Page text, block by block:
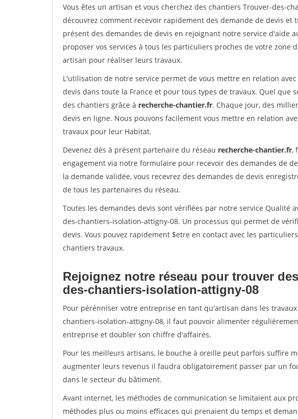
Vous êtes un artisan et vous cherchez des chantiers Trouver-des-
découvrez comment recevoir rapidement des demande de devis et
présent des demandes de devis en rejoignant notre service d'aide
proposer vos services à tous les particuliers proches de votre zone
artisan pour réaliser leurs travaux.
L'utilisation de notre service permet de vous mettre en relation
devis dans toute la France et pour tous types de travaux. Quel que
des chantiers grâce à recherche-chantier.fr. Chaque jour, des
devis en ligne. Nous pouvons facilement vous mettre en relation
travaux pour leur Habitat.
Devenez dès à présent partenaire du réseau recherche-chantier.fr,
engagement via notre formulaire pour recevoir des demandes de
la demande validée, vous recevrez des demandes de devis
de tous les partenaires du réseau.
Toutes les demandes devis sont vérifiées par notre service Qualité
des-chantiers-isolation-attigny-08. Un processus qui permet de
devis. Vous pouvez rapidement $etre en contact avec les
chantiers travaux.
Rejoignez notre réseau pour trouver
des-chantiers-isolation-attigny-08
Pour pérénniser votre entreprise en tant qu'artisan dans les
chantiers-isolation-attigny-08, il faut pouvoir alimenter
entreprise et doubler son chiffre d'affaires.
Pour les meilleurs artisans, le bouche à oreille peut parfois suffire
augmenter leurs revenus il faudra obligatoirement passer par un
dans le secteur du bâtiment.
Avant internet, les méthodes de communication se limitaient aux
méthodes plus ou moins efficaces qui prenaient du temps et